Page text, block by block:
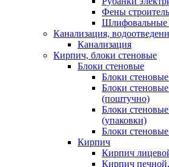
Фены
Канализация,
Канализация
Кирпич, блоки стеновые
Блоки стеновые
Блоки
Блоки
(поштучно)
Блоки
(упаковки)
Блоки
Кирпич
Кирпич
Кирпич